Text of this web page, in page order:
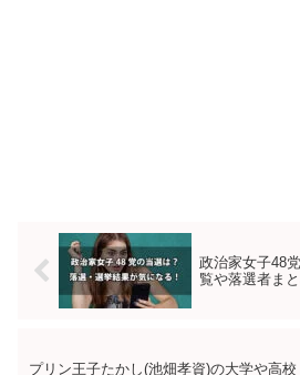
政治家女子48
覧や落選者ま
プリン王子たかし(池畑孝資)の大学や高校